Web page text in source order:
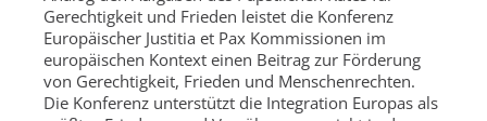
Gerechtigkeit und Frieden leistet die Konferenz
Europäischer Justitia et Pax Kommissionen im
europäischen Kontext einen Beitrag zur Förderung
von Gerechtigkeit, Frieden und Menschenrechten.
Die Konferenz unterstützt die Integration Europas als